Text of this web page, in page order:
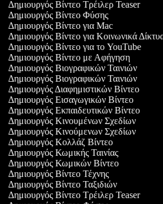
Δημιουργός Βίντεο Τρέιλερ Teaser
Δημιουργός Βίντεο Φύσης
Δημιουργός Βίντεο για Mac
Δημιουργός Βίντεο για Κοινωνικά Δίκτυα
Δημιουργός Βίντεο για το YouTube
Δημιουργός Βίντεο με Αφήγηση
Δημιουργός Βιογραφικών Ταινιών
Δημιουργός Βιογραφικών Ταινιών
Δημιουργός Διαφημιστικών Βίντεο
Δημιουργός Εισαγωγικών Βίντεο
Δημιουργός Εκπαιδευτικών Βίντεο
Δημιουργός Κινουμένων Σχεδίων
Δημιουργός Κινούμενων Σχεδίων
Δημιουργός Κολλάζ Βίντεο
Δημιουργός Κωμικής Ταινίας
Δημιουργός Κωμικών Βίντεο
Δημιουργός Βίντεο Τέχνης
Δημιουργός Βίντεο Ταξιδιών
Δημιουργός Βίντεο Τρέιλερ Teaser